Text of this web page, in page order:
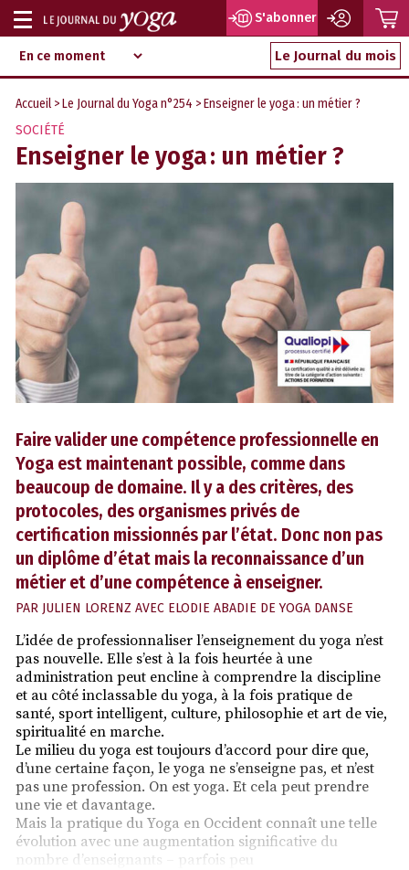
Aller
au
contenu
d‘information
indépendant
Afficher
ou
masquer
la
navigation
S'abonner
Le Journal du mois
Accueil >Le Journal du Yoga n°254 > Enseigner le yoga : un métier ?
SOCIÉTÉ
Enseigner le yoga : un métier ?
Faire valider une compétence professionnelle en
Yoga est maintenant possible, comme dans
beaucoup de domaine. Il y a des critères, des
protocoles, des organismes privés de
certification missionnés par l’état. Donc non pas
un diplôme d’état mais la reconnaissance d’un
métier et d’une compétence à enseigner.
PAR JULIEN LORENZ AVEC ELODIE ABADIE DE YOGA DANSE
L’idée de professionnaliser l’enseignement du yoga n’est
pas nouvelle. Elle s’est à la fois heurtée à une
administration peut encline à comprendre la discipline
et au côté inclassable du yoga, à la fois pratique de
santé, sport intelligent, culture, philosophie et art de vie,
spiritualité en marche.
Le milieu du yoga est toujours d’accord pour dire que,
d’une certaine façon, le yoga ne s’enseigne pas, et n’est
pas une profession. On est yoga. Et cela peut prendre
une vie et davantage.
Mais la pratique du Yoga en Occident connaît une telle
évolution avec une augmentation significative du
nombre d’enseignants – parfois peu